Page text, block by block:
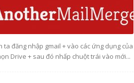
ta đăng nhập gmail + vào các ứng dụng của
Drive + sau đó nhấp chuột trái vào mới...